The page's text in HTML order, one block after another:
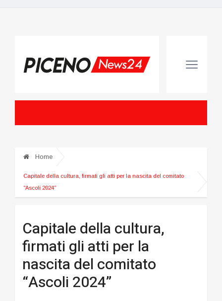
Home
Capitale della cultura, firmati gli atti per la nascita del comitato
“Ascoli 2024”
Capitale della cultura,
firmati gli atti per la
nascita del comitato
“Ascoli 2024”